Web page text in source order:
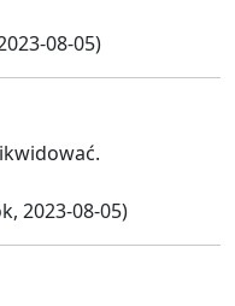
08-05)
2023-08-05)